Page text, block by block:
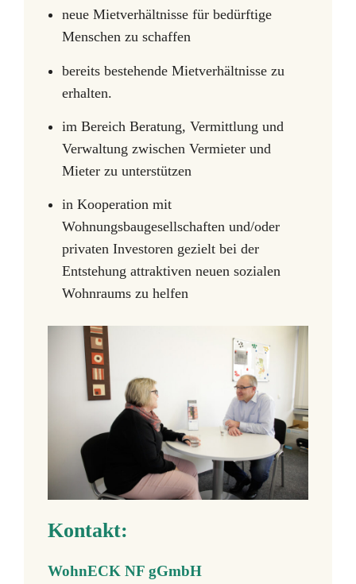
neue Mietverhältnisse für bedürftige
Menschen zu schaffen
bereits bestehende Mietverhältnisse zu
erhalten.
im Bereich Beratung, Vermittlung und
Verwaltung zwischen Vermieter und
Mieter zu unterstützen
in Kooperation mit
Wohnungsbaugesellschaften und/oder
privaten Investoren gezielt bei der
Entstehung attraktiven neuen sozialen
Wohnraums zu helfen
Kontakt:
WohnECK NF gGmbH